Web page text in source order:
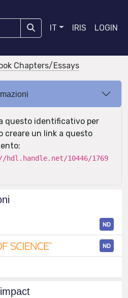
IT IRIS LOGIN
Chapters/Essays
questo identificativo per
creare un link a questo
hdl.handle.net/10446/1769
ND
ND